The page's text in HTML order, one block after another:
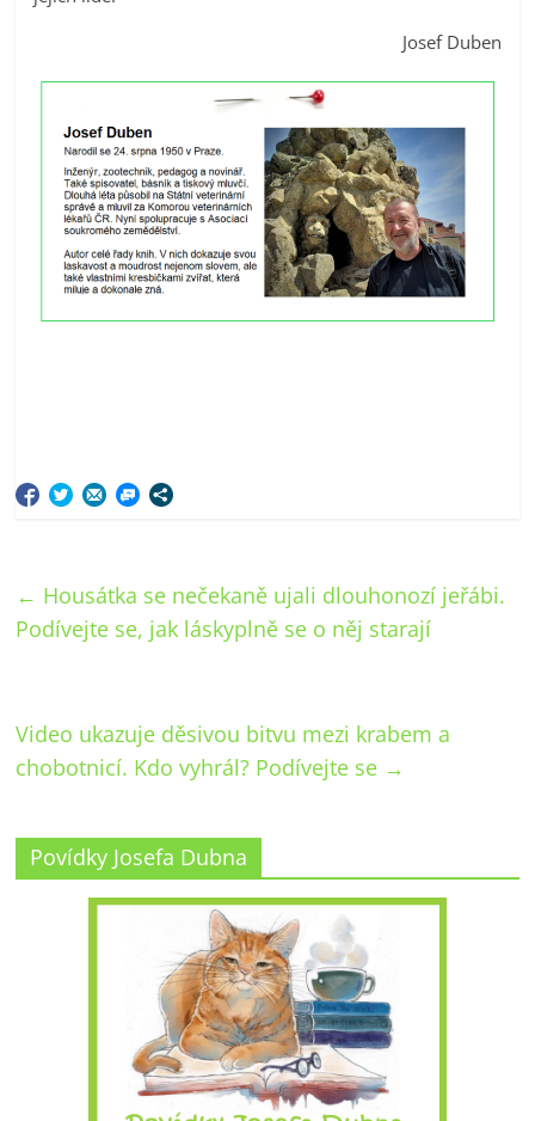
Josef Duben
← Housátka se nečekaně ujali dlouhonozí jeřábi.
Podívejte se, jak láskyplně se o něj starají
Video ukazuje děsivou bitvu mezi krabem a
chobotnicí. Kdo vyhrál? Podívejte se →
Povídky Josefa Dubna